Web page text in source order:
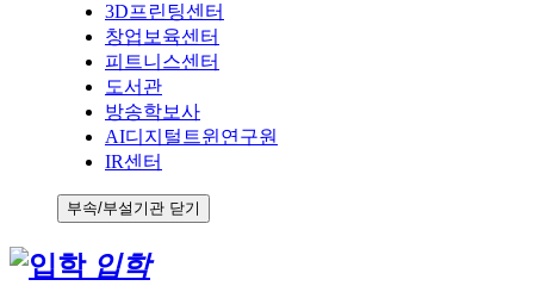
3D프린팅센터
창업보육센터
피트니스센터
도서관
방송학보사
AI디지털트윈연구원
IR센터
부속/부설기관 닫기
입학